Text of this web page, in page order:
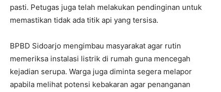
pasti. Petugas juga telah melakukan pendinginan untuk
memastikan tidak ada titik api yang tersisa.
BPBD Sidoarjo mengimbau masyarakat agar rutin
memeriksa instalasi listrik di rumah guna mencegah
kejadian serupa. Warga juga diminta segera melapor
apabila melihat potensi kebakaran agar penanganan